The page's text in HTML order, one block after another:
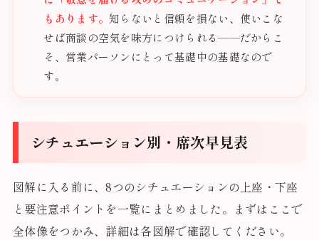
もあります。知らないと信頼を損ない、使いこな
せば商談の空気を味方につけられる——だからこ
そ、営業パーソンにとって基礎中の基礎なので
す。
シチュエーション別・席次早見表
図解に入る前に、8つのシチュエーションの上座・下座
と要注意ポイントを一覧にまとめました。まずはここで
全体像をつかみ、詳細は各図解で確認してください。